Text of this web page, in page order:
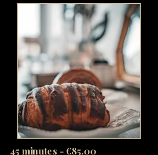
45 minutes - €85.00